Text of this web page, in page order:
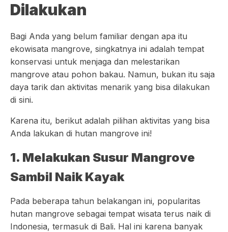
Dilakukan
Bagi Anda yang belum familiar dengan apa itu
ekowisata mangrove, singkatnya ini adalah tempat
konservasi untuk menjaga dan melestarikan
mangrove atau pohon bakau. Namun, bukan itu saja
daya tarik dan aktivitas menarik yang bisa dilakukan
di sini.
Karena itu, berikut adalah pilihan aktivitas yang bisa
Anda lakukan di hutan mangrove ini!
1. Melakukan Susur Mangrove
Sambil Naik Kayak
Pada beberapa tahun belakangan ini, popularitas
hutan mangrove sebagai tempat wisata terus naik di
Indonesia, termasuk di Bali. Hal ini karena banyak